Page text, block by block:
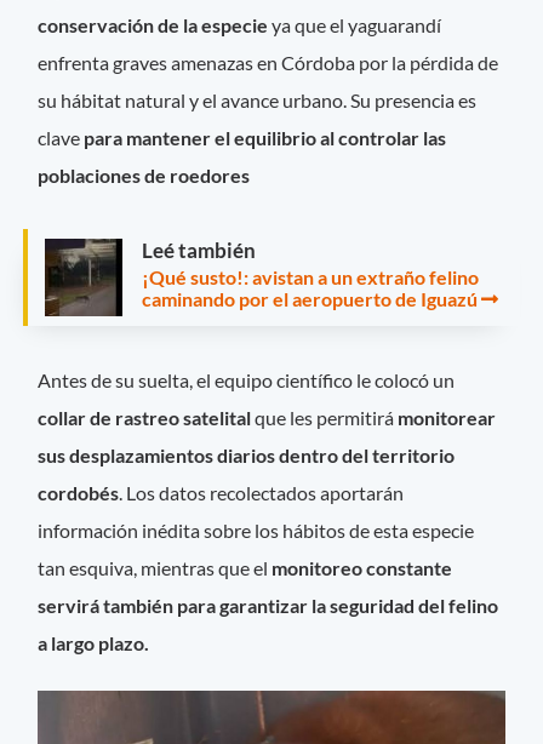
conservación de la especieya que el yaguarandí
enfrenta graves amenazas en Córdoba por la pérdida de
su hábitat natural y el avance urbano. Su presencia es
clave para mantener el equilibrio al controlar las
poblaciones de roedores
Leé también
¡Qué susto!: avistan a un extraño felino
caminando por el aeropuerto de Iguazú
Antes de su suelta, el equipo científico le colocó un
collar de rastreo satelitalque les permitirá monitorear
sus desplazamientos diarios dentro del territorio
cordobés. Los datos recolectados aportarán
información inédita sobre los hábitos de esta especie
tan esquiva, mientras que el monitoreo constante
servirá también para garantizar la seguridad del felino
a largo plazo.